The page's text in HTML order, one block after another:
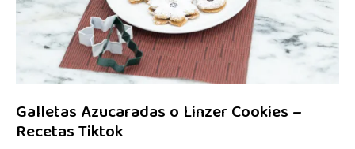
Galletas Azucaradas o Linzer Cookies –
Recetas Tiktok